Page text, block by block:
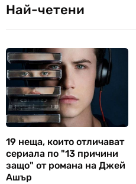
Най-четени
19 неща, които отличават
сериала по "13 причини
защо" от романа на Джей
Ашър